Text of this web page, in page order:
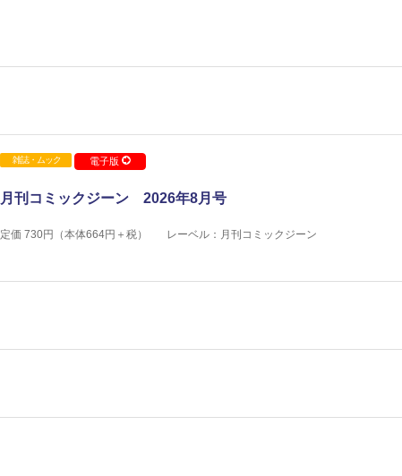
雑誌・ムック 電子版
月刊コミックジーン 2026年8月号
定価 730円（本体664円＋税） レーベル：月刊コミックジーン